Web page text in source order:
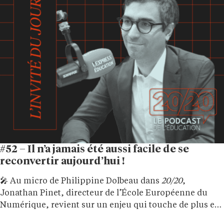
#52 – Il n’a jamais été aussi facile de se
reconvertir aujourd’hui !
🎤 Au micro de Philippine Dolbeau dans 20/20,
Jonathan Pinet, directeur de l’École Européenne du
Numérique, revient sur un enjeu qui touche de plus en